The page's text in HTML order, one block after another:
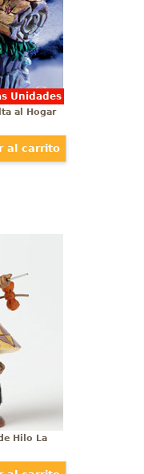
Unidades
al Hogar
de Hilo
sobre
en la
con
de
mezclado
de Walt
Hilo La